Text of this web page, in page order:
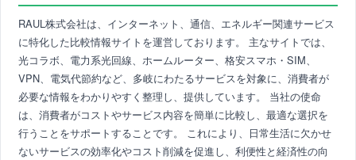
RAUL株式会社は、インターネット、通信、エネルギー関連サービス
に特化した比較情報サイトを運営しております。 主なサイトでは、
光コラボ、電力系光回線、ホームルーター、格安スマホ・SIM、
VPN、電気代節約など、多岐にわたるサービスを対象に、消費者が
必要な情報をわかりやすく整理し、提供しています。 当社の使命
は、消費者がコストやサービス内容を簡単に比較し、最適な選択を
行うことをサポートすることです。 これにより、日常生活に欠かせ
ないサービスの効率化やコスト削減を促進し、利便性と経済性の向